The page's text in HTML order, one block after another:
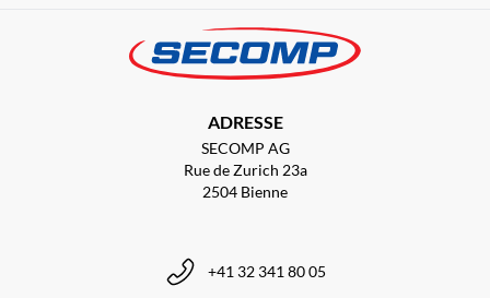
ADRESSE
SECOMP AG
Rue de Zurich 23a
2504 Bienne
+41 32 341 80 05